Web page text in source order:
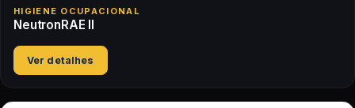
HIGIENE OCUPACIONAL
NeutronRAE II
Ver detalhes